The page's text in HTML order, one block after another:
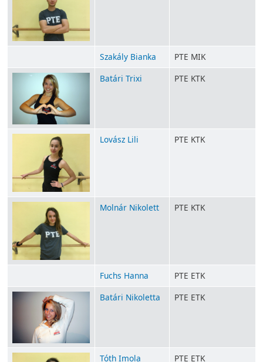
Szakály Bianka
PTE MIK
Batári Trixi
PTE KTK
Lovász Lili PTE KTK
Molnár Nikolett PTE KTK
Fuchs Hanna
PTE ETK
Batári Nikoletta
PTE ETK
Tóth Imola PTE ETK